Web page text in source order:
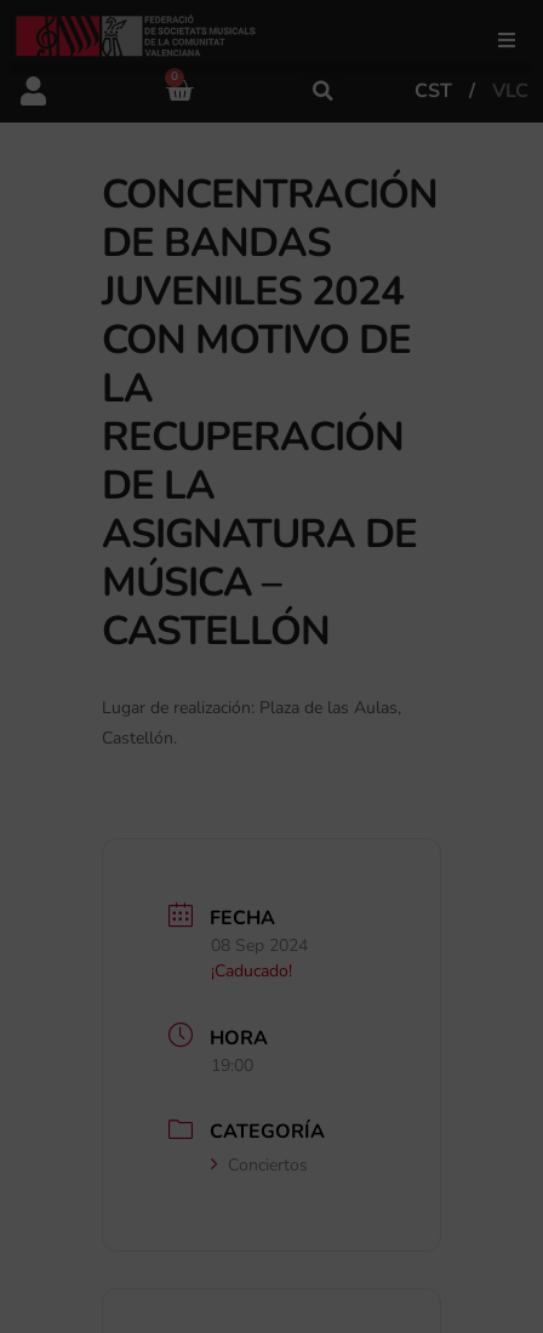
FSMCV
Áreas de gestión
Área educativa
Área artística
Actualidad
0
CST VLC
CONCENTRACIÓN
DE BANDAS
JUVENILES 2024
CON MOTIVO DE
LA
RECUPERACIÓN
DE LA
ASIGNATURA DE
MÚSICA –
CASTELLÓN
Lugar de realización: Plaza de las Aulas,
Castellón.
FECHA
08 Sep 2024
¡Caducado!
HORA
19:00
CATEGORÍA
Conciertos